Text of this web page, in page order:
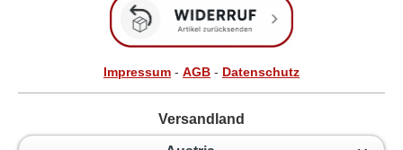
Impressum - AGB - Datenschutz
Versandland